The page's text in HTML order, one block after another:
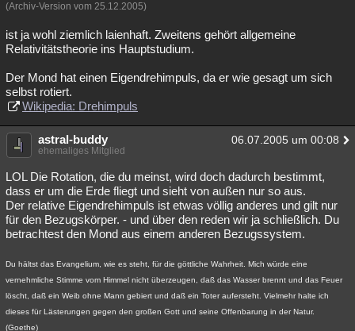
(Archiv-Version vom 25.12.2005)
ist ja wohl ziemlich laienhaft. Zweitens gehört allgemeine
Relativitätstheorie ins Hauptstudium.
Der Mond hat einen Eigendrehimpuls, da er wie gesagt um sich
selbst rotiert.
Wikipedia: Drehimpuls
astral-buddy 06.07.2005 um 00:08
ehemaliges Mitglied
LOL Die Rotation, die du meinst, wird doch dadurch bestimmt,
dass er um die Erde fliegt und sieht von außen nur so aus.
Der relative Eigendrehimpuls ist etwas völlig anderes und gilt nur
für den Bezugskörper. - und über den reden wir ja schließlich. Du
betrachtest den Mond aus einem anderen Bezugssystem.
Du hältst das Evangelium, wie es steht, für die göttliche Wahrheit. Mich würde eine
vernehmliche Stimme vom Himmel nicht überzeugen, daß das Wasser brennt und das Feuer
löscht, daß ein Weib ohne Mann gebiert und daß ein Toter aufersteht. Vielmehr halte ich
dieses für Lästerungen gegen den großen Gott und seine Offenbarung in der Natur.
(Goethe)